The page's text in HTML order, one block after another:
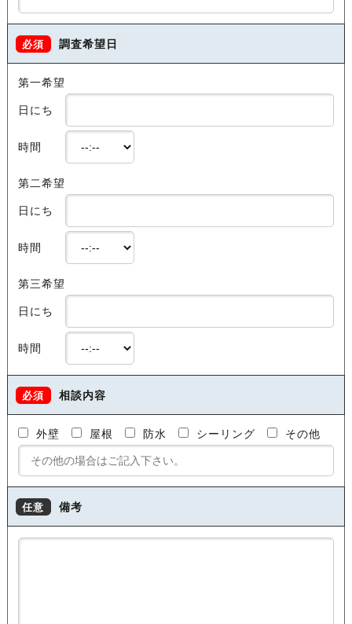
必須 調査希望日
第一希望
日にち
時間
第二希望
日にち
時間
第三希望
日にち
時間
必須 相談内容
外壁 屋根 防水 シーリング その他
任意 備考